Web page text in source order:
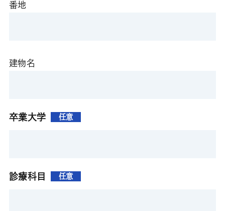
番地
建物名
卒業大学 任意
診療科目 任意